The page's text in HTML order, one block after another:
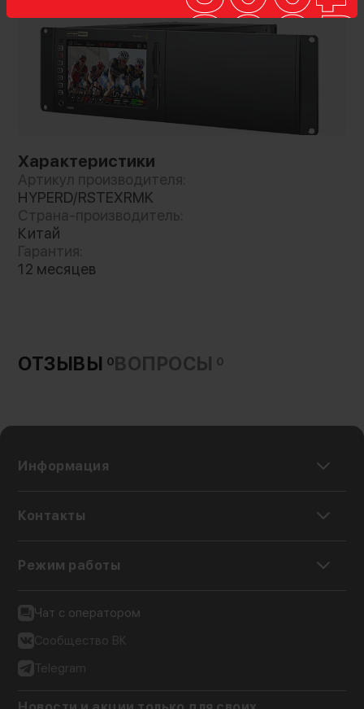
Комплект для установки двух рекордеров
Характеристики
Артикул производителя:
HYPERD/RSTEXRMK
Страна-производитель:
Китай
Гарантия:
12 месяцев
ОТЗЫВЫ 0ВОПРОСЫ 0
Информация
Контакты
Режим работы
Чат с оператором
Сообщество ВК
Telegram